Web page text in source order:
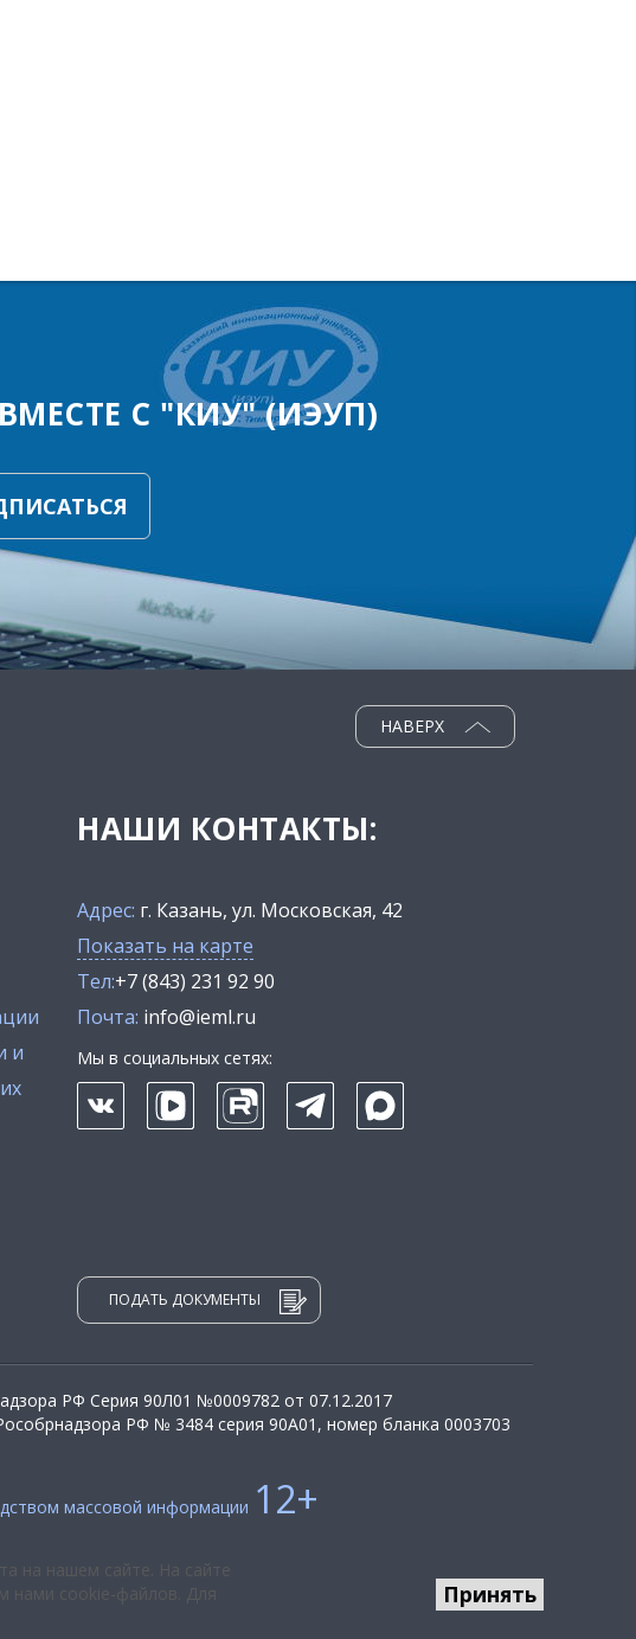
С "КИУ" (ИЭУП)
и
НАВЕРХ
НАШИ КОНТАКТЫ:
Адрес: г. Казань, ул. Московская, 42
Показать на карте
Тел:+7 (843) 231 92 90
Почта: info@ieml.ru
Мы в социальных сетях:
ПОДАТЬ ДОКУМЕНТЫ
РФ Серия 90Л01 №0009782 от 07.12.2017
РФ № 3484 серия 90А01, номер бланка 0003703
массовой информации 12+
на нашем сайте. На сайте
нами cookie-файлов. Для
Принять